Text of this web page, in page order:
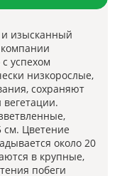
изысканный
успехом
низкорослые,
сохраняют
Цветение
около 20
в крупные,
побеги